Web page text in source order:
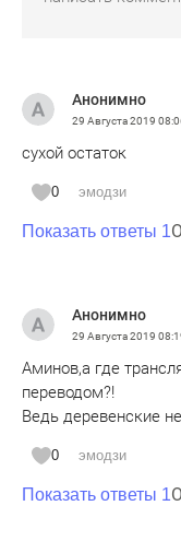
Анонимно
29 Августа 2019
сухой остаток
0 эмодзи
Показать ответы 1
Анонимно
29 Августа 2019
Аминов,а где
переводом?!
Ведь деревенские
0 эмодзи
Показать ответы 1